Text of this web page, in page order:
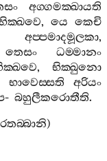
අග‍්ගමක‍්ඛායති
, යෙ කෙචි
අප‍්පමාදමූලකා,
තෙසං
ධම‍්මානං
,භික‍්ඛුනො
භාවෙස‍්සති
අරියං
- බහුලීකරොතීති.
)